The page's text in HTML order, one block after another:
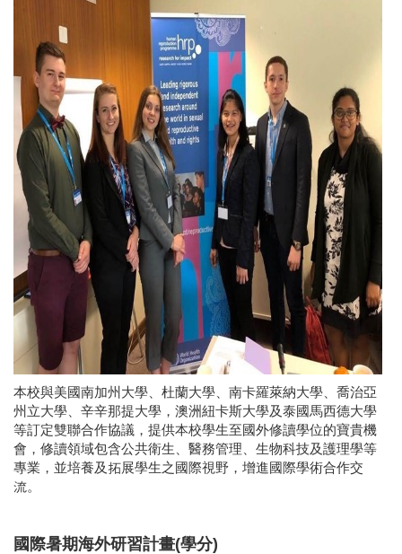
本校與美國南加州大學、杜蘭大學、南卡羅萊納大學、喬治亞
州立大學、辛辛那提大學，澳洲紐卡斯大學及泰國馬西德大學
等訂定雙聯合作協議，提供本校學生至國外修讀學位的寶貴機
會，修讀領域包含公共衛生、醫務管理、生物科技及護理學等
專業，並培養及拓展學生之國際視野，增進國際學術合作交
流。
國際暑期海外研習計畫(學分)